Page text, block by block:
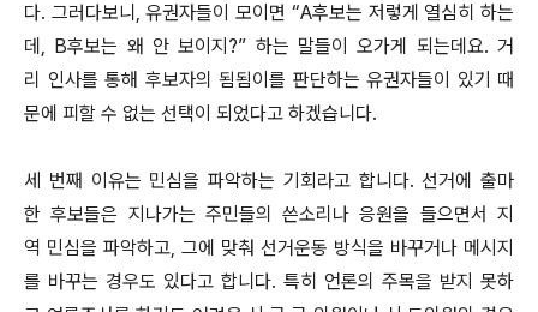
다. 그러다보니, 유권자들이 모이면 “A후보는 저렇게 열심히 하는
데, B후보는 왜 안 보이지?” 하는 말들이 오가게 되는데요. 거
리 인사를 통해 후보자의 됨됨이를 판단하는 유권자들이 있기 때
문에 피할 수 없는 선택이 되었다고 하겠습니다.
세 번째 이유는 민심을 파악하는 기회라고 합니다. 선거에 출마
한 후보들은 지나가는 주민들의 쓴소리나 응원을 들으면서 지
역 민심을 파악하고, 그에 맞춰 선거운동 방식을 바꾸거나 메시지
를 바꾸는 경우도 있다고 합니다. 특히 언론의 주목을 받지 못하